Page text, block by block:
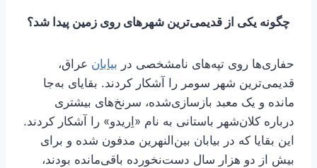
چگونه یکی از قدیمی‌ترین شهرهای روی زمین پیدا شد؟
حفاری‌ها روی تپه‌های نامشخصی در بیابان عراق،
قدیمی‌ترین شهر سومر را آشکار کردند. بقایای به‌جا
مانده و یک معبد بازسازی‌شده، سرنخ‌های بیشتری
درباره کلان‌شهر باستانی به نام «اِریدو» را آشکار کردند.
این بقایا که در بیابان بین‌النهرین مدفون شده و برای
بیش از دو هزار سال دست‌نخورده باقی‌مانده بودند،